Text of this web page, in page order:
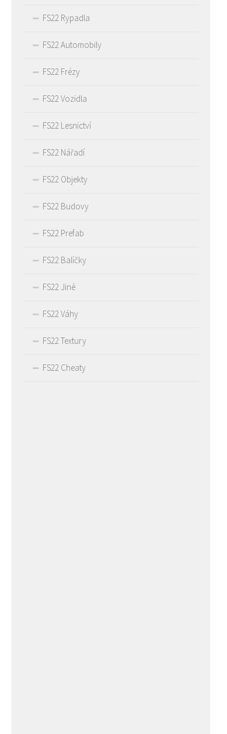
FS22 Rypadla
FS22 Automobily
FS22 Frézy
FS22 Vozidla
FS22 Lesnictví
FS22 Nářadí
FS22 Objekty
FS22 Budovy
FS22 Prefab
FS22 Balíčky
FS22 Jiné
FS22 Váhy
FS22 Textury
FS22 Cheaty